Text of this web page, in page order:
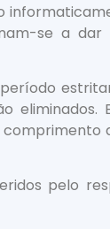
se a
eliminados.
pelo